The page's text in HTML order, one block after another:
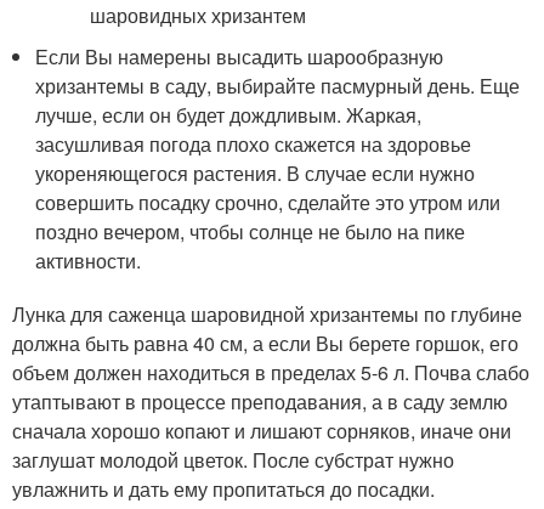
Если Вы намерены высадить шарообразную
хризантемы в саду, выбирайте пасмурный день. Еще
лучше, если он будет дождливым. Жаркая,
засушливая погода плохо скажется на здоровье
укореняющегося растения. В случае если нужно
совершить посадку срочно, сделайте это утром или
поздно вечером, чтобы солнце не было на пике
активности.
Лунка для саженца шаровидной хризантемы по глубине
должна быть равна 40 см, а если Вы берете горшок, его
объем должен находиться в пределах 5-6 л. Почва слабо
утаптывают в процессе преподавания, а в саду землю
сначала хорошо копают и лишают сорняков, иначе они
заглушат молодой цветок. После субстрат нужно
увлажнить и дать ему пропитаться до посадки.